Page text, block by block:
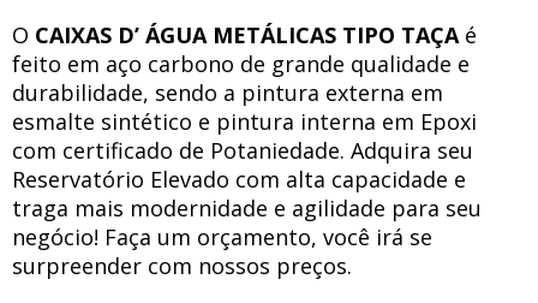
O CAIXAS D’ ÁGUA METÁLICAS TIPO TAÇAé
feito em aço carbono de grande qualidade e
durabilidade, sendo a pintura externa em
esmalte sintético e pintura interna em Epoxi
com certificado de Potaniedade. Adquira seu
Reservatório Elevado com alta capacidade e
traga mais modernidade e agilidade para seu
negócio! Faça um orçamento, você irá se
surpreender com nossos preços.